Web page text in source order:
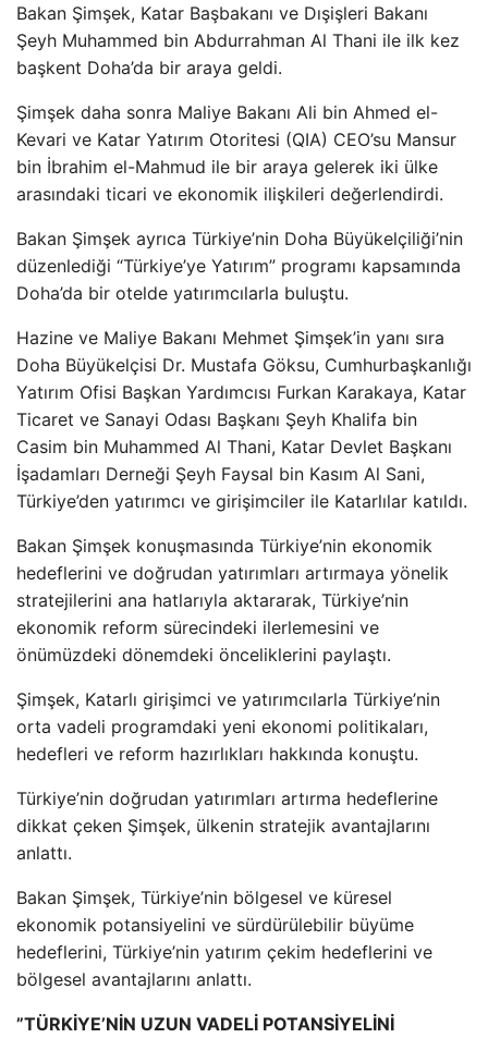
Bakan Şimşek, Katar Başbakanı ve Dışişleri Bakanı
Şeyh Muhammed bin Abdurrahman Al Thani ile ilk kez
başkent Doha’da bir araya geldi.
Şimşek daha sonra Maliye Bakanı Ali bin Ahmed el-
Kevari ve Katar Yatırım Otoritesi (QIA) CEO’su Mansur
bin İbrahim el-Mahmud ile bir araya gelerek iki ülke
arasındaki ticari ve ekonomik ilişkileri değerlendirdi.
Bakan Şimşek ayrıca Türkiye’nin Doha Büyükelçiliği’nin
düzenlediği “Türkiye’ye Yatırım” programı kapsamında
Doha’da bir otelde yatırımcılarla buluştu.
Hazine ve Maliye Bakanı Mehmet Şimşek’in yanı sıra
Doha Büyükelçisi Dr. Mustafa Göksu, Cumhurbaşkanlığı
Yatırım Ofisi Başkan Yardımcısı Furkan Karakaya, Katar
Ticaret ve Sanayi Odası Başkanı Şeyh Khalifa bin
Casim bin Muhammed Al Thani, Katar Devlet Başkanı
İşadamları Derneği Şeyh Faysal bin Kasım Al Sani,
Türkiye’den yatırımcı ve girişimciler ile Katarlılar katıldı.
Bakan Şimşek konuşmasında Türkiye’nin ekonomik
hedeflerini ve doğrudan yatırımları artırmaya yönelik
stratejilerini ana hatlarıyla aktararak, Türkiye’nin
ekonomik reform sürecindeki ilerlemesini ve
önümüzdeki dönemdeki önceliklerini paylaştı.
Şimşek, Katarlı girişimci ve yatırımcılarla Türkiye’nin
orta vadeli programdaki yeni ekonomi politikaları,
hedefleri ve reform hazırlıkları hakkında konuştu.
Türkiye’nin doğrudan yatırımları artırma hedeflerine
dikkat çeken Şimşek, ülkenin stratejik avantajlarını
anlattı.
Bakan Şimşek, Türkiye’nin bölgesel ve küresel
ekonomik potansiyelini ve sürdürülebilir büyüme
hedeflerini, Türkiye’nin yatırım çekim hedeflerini ve
bölgesel avantajlarını anlattı.
⁠”TÜRKİYE’NİN UZUN VADELİ POTANSİYELİNİ